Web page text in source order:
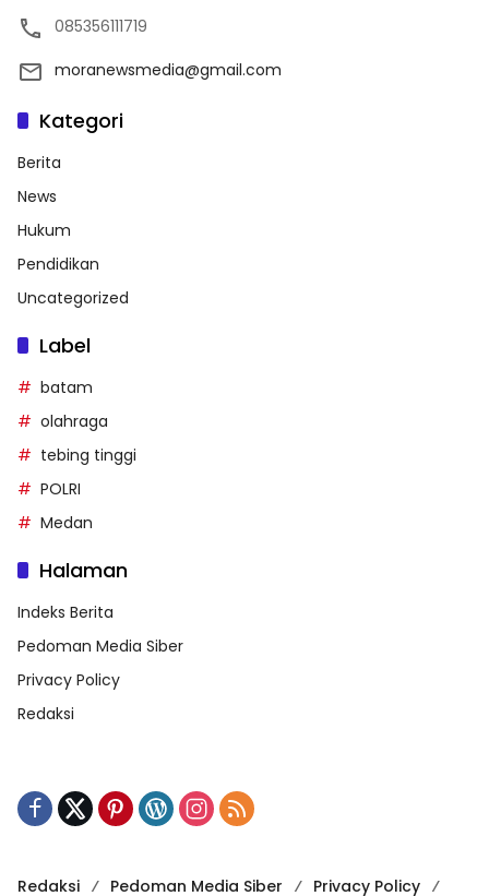
085356111719
moranewsmedia@gmail.com
Kategori
Berita
News
Hukum
Pendidikan
Uncategorized
Label
batam
olahraga
tebing tinggi
POLRI
Medan
Halaman
Indeks Berita
Pedoman Media Siber
Privacy Policy
Redaksi
Redaksi Pedoman Media Siber Privacy Policy